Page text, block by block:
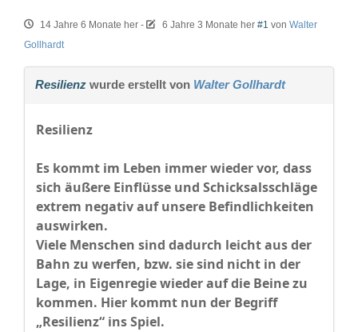
14 Jahre 6 Monate her - 6 Jahre 3 Monate her #1 von Walter
Gollhardt
Resilienz wurde erstellt von Walter Gollhardt
Resilienz
Es kommt im Leben immer wieder vor, dass
sich äußere Einflüsse und Schicksalsschläge
extrem negativ auf unsere Befindlichkeiten
auswirken.
Viele Menschen sind dadurch leicht aus der
Bahn zu werfen, bzw. sie sind nicht in der
Lage, in Eigenregie wieder auf die Beine zu
kommen. Hier kommt nun der Begriff
„Resilienz“ ins Spiel.